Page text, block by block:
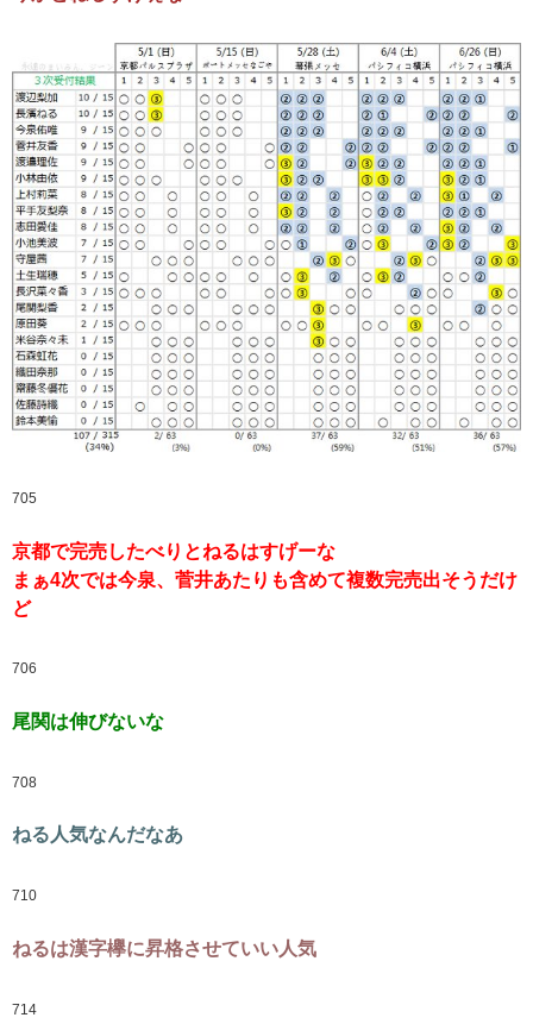
705
京都で完売したべりとねるはすげーな
まぁ4次では今泉、菅井あたりも含めて複数完売出そうだけ
ど
706
尾関は伸びないな
708
ねる人気なんだなあ
710
ねるは漢字欅に昇格させていい人気
714